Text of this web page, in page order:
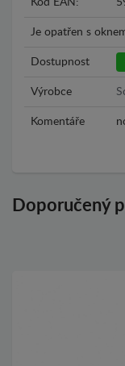
Kód EAN:
Je opatřen s
Dostupnost
Výrobce
Komentáře
Doporučený